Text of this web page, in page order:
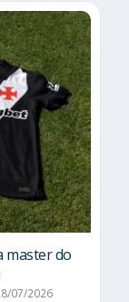
master do
07/2026